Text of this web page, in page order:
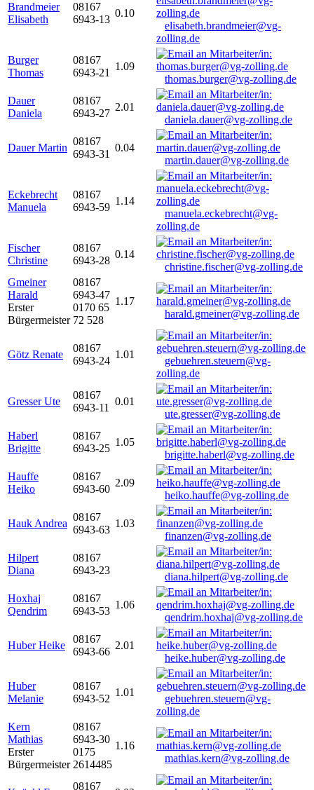
Brandmeier
Elisabeth
08167
6943-13
0.10
elisabeth.brandmeier@vg-
zolling.de
Burger
Thomas
08167
6943-21
1.09
thomas.burger@vg-zolling.de
Dauer
Daniela
08167
6943-27
2.01
daniela.dauer@vg-zolling.de
Dauer Martin
08167
6943-31
0.04
martin.dauer@vg-zolling.de
Eckebrecht
Manuela
08167
6943-59
1.14
manuela.eckebrecht@vg-
zolling.de
Fischer
Christine
08167
6943-28
0.14
christine.fischer@vg-zolling.de
Gmeiner
Harald
Erster
Bürgermeister
08167
6943-47
0170 65
72 528
1.17
harald.gmeiner@vg-zolling.de
Götz Renate
08167
6943-24
1.01
gebuehren.steuern@vg-
zolling.de
Gresser Ute
08167
6943-11
0.01
ute.gresser@vg-zolling.de
Haberl
Brigitte
08167
6943-25
1.05
brigitte.haberl@vg-zolling.de
Hauffe
Heiko
08167
6943-60
2.09
heiko.hauffe@vg-zolling.de
Hauk Andrea
08167
6943-63
1.03
finanzen@vg-zolling.de
Hilpert
Diana
08167
6943-23
diana.hilpert@vg-zolling.de
Hoxhaj
Qendrim
08167
6943-53
1.06
qendrim.hoxhaj@vg-zolling.de
Huber Heike
08167
6943-66
2.01
heike.huber@vg-zolling.de
Huber
Melanie
08167
6943-52
1.01
gebuehren.steuern@vg-
zolling.de
Kern
Mathias
Erster
Bürgermeister
08167
6943-30
0175
2614485
1.16
mathias.kern@vg-zolling.de
08167